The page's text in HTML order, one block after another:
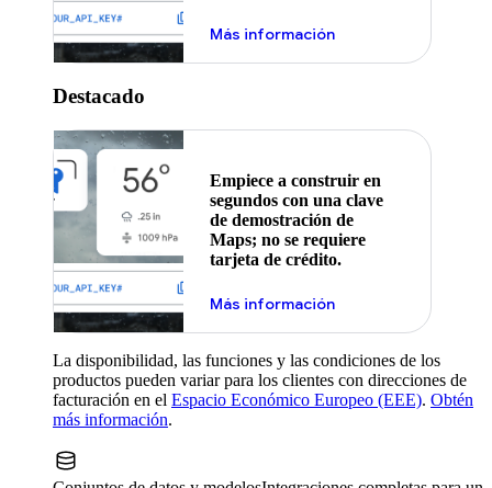
Más información
Destacado
Empiece a construir en
segundos con una clave
de demostración de
Maps; no se requiere
tarjeta de crédito.
Más información
La disponibilidad, las funciones y las condiciones de los
productos pueden variar para los clientes con direcciones de
facturación en el Espacio Económico Europeo (EEE). Obtén
más información.